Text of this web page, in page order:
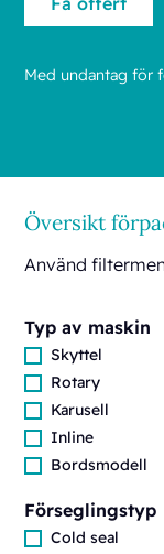
Med undantag för
Översikt
Använd
Typ av maskin
Skyttel
Rotary
Karusell
Inline
Bordsmodell
Förseglingstyp
Cold seal